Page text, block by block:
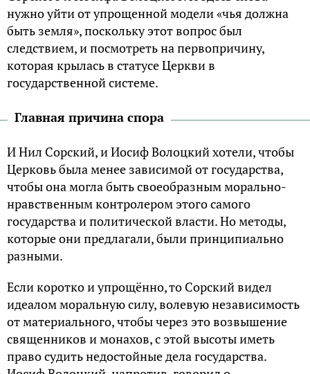
нужно уйти от упрощенной модели «чья должна
быть земля», поскольку этот вопрос был
следствием, и посмотреть на первопричину,
которая крылась в статусе Церкви в
государственной системе.
Главная причина спора
И Нил Сорский, и Иосиф Волоцкий хотели, чтобы
Церковь была менее зависимой от государства,
чтобы она могла быть своеобразным морально-
нравственным контролером этого самого
государства и политической власти. Но методы,
которые они предлагали, были принципиально
разными.
Если коротко и упрощённо, то Сорский видел
идеалом моральную силу, волевую независимость
от материального, чтобы через это возвышение
священников и монахов, с этой высоты иметь
право судить недостойные дела государства.